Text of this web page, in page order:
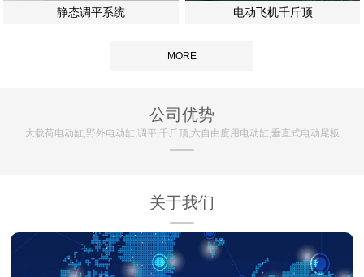
静态调平系统 电动飞机千斤顶
MORE
公司优势
大载荷电动缸,野外电动缸,调平,千斤顶,六自由度用电动缸,垂直式电动尾板
关于我们